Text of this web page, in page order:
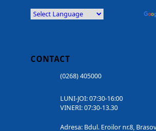
CONTACT
(0268) 405000
LUNI-JOI: 07:30-16:00
VINERI: 07:30-13.30
Adresa: Bdul. Eroilor nr.8,